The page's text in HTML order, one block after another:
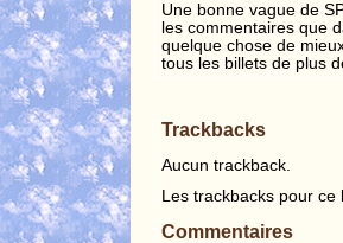
Une bonne vague de
les commentaires que
quelque chose de
tous les billets de plus
Trackbacks
Aucun trackback.
Les trackbacks pour ce
Commentaires